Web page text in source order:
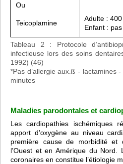
Ou
Teicoplamine
Adulte :
Enfant : pas
Tableau 2 : Protocole
infectieuse lors des soins
1992) (46)
*Pas d’allergie aux.ß - lactamines
minutes
Maladies parodontales et
Les cardiopathies ischémiques
apport d’oxygène au niveau
première cause de morbidité
l’Ouest et en Amérique du Nord.
coronaires en constitue l’étiologie